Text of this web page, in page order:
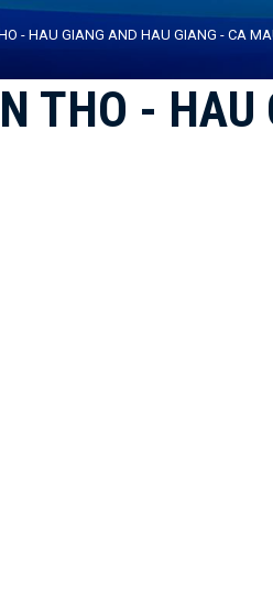
- HAU GIANG AND HAU GIANG - CA
THO - HAU